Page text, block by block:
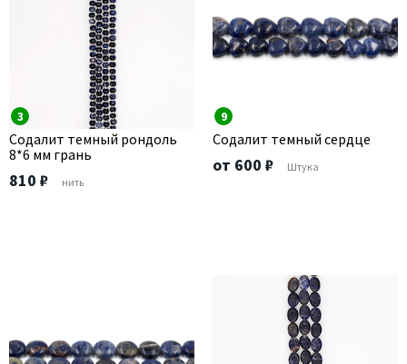
3
Содалит темный рондоль
8*6 мм грань
810 ₽ нить
9
Содалит темный сердце
от 600 ₽ Штука